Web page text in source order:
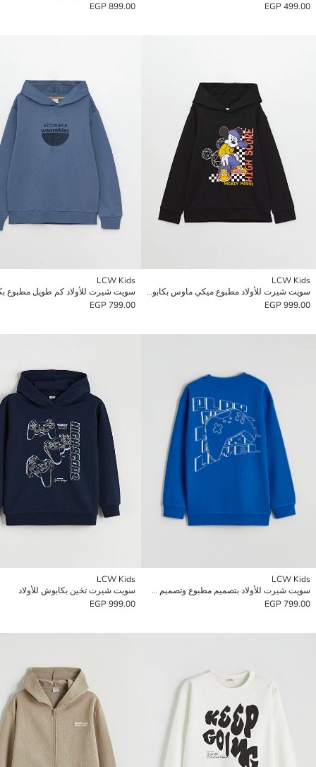
499.00 EGP
899.00 EGP
LCW Kids
سويت شيرت للأولاد مطبوع ميكي ماوس بكابوش وكم طويل
999.00 EGP
LCW Kids
سويت شيرت للأولاد كم طويل مطبوع
799.00 EGP
LCW Kids
سويت شيرت للأولاد بتصميم مطبوع وتصميم سميك
799.00 EGP
LCW Kids
سويت شيرت تخين بكابوش للأولاد
999.00 EGP